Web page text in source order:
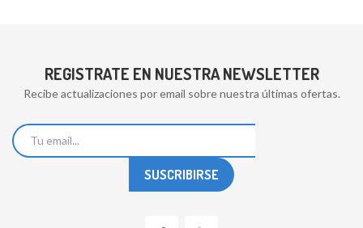
REGISTRATE EN NUESTRA NEWSLETTER
Recibe actualizaciones por email sobre nuestra últimas ofertas.